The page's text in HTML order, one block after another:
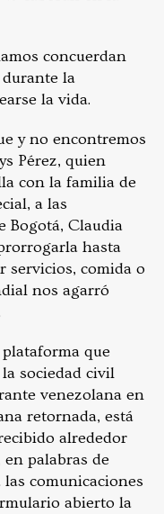
concuerdan
la
la vida.
y no encontremos
Pérez, quien
con la familia de
a las
Bogotá, Claudia
hasta
servicios, comida o
nos agarró
que
sociedad civil
venezolana en
retornada, está
alrededor
en palabras de
comunicaciones
abierto la